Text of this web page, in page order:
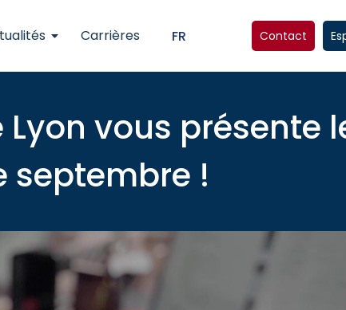
Carrières FR Contact
vous présente
septembre !